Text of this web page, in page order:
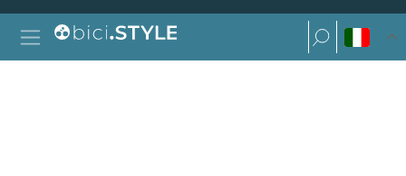
Vai al contenuto
Navigazione principale
Ricerca per:
Ricerca per: